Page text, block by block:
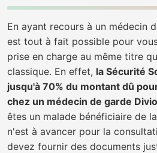
En ayant recours à un médecin
est tout à fait possible pour
prise en charge au même titre
classique. En effet, la Sécurité
jusqu'à 70% du montant dû
chez un médecin de garde
êtes un malade bénéficiaire de
n'est à avancer pour la
devez fournir des documents